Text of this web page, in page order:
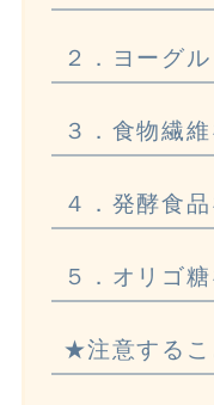
２．ヨーグ
３．食物繊
４．発酵食
５．オリゴ
★注意するこ